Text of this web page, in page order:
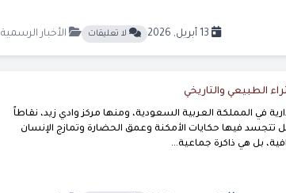
13 أبريل, 2026 لا تعليقات الأخبار الرسمية
الطبيعي والتاريخي
في المملكة العربية السعودية، ومنها مركز وادي زيد، نقاطاً
تتجسد فيها حكايات الأمكنة وعمق الحضارة وتمازج الإنسان
بل هي ذاكرة جماعية...